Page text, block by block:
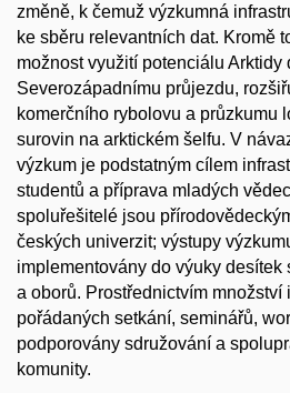
změně, k čemuž výzkumná
ke sběru relevantních dat. Kromě
možnost využití potenciálu
Severozápadnímu průjezdu,
komerčního rybolovu a průzkumu
surovin na arktickém šelfu. V
výzkum je podstatným cílem
studentů a příprava mladých
spoluřešitelé jsou
českých univerzit; výstupy
implementovány do výuky desítek
a oborů. Prostřednictvím množství
pořádaných setkání, seminářů,
podporovány sdružování a
komunity.